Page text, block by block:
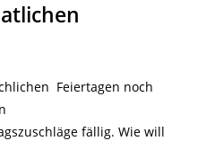
Feiertagen noch
fällig. Wie will